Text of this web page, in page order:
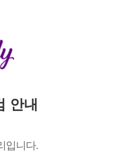
안내
입니다.